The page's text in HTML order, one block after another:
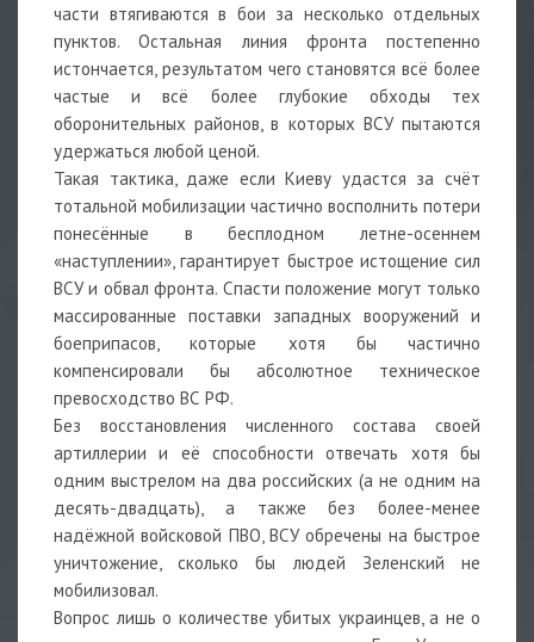
части втягиваются в бои за несколько отдельных
пунктов. Остальная линия фронта постепенно
истончается, результатом чего становятся всё более
частые и всё более глубокие обходы тех
оборонительных районов, в которых ВСУ пытаются
удержаться любой ценой.
Такая тактика, даже если Киеву удастся за счёт
тотальной мобилизации частично восполнить потери
понесённые в бесплодном летне-осеннем
«наступлении», гарантирует быстрое истощение сил
ВСУ и обвал фронта. Спасти положение могут только
массированные поставки западных вооружений и
боеприпасов, которые хотя бы частично
компенсировали бы абсолютное техническое
превосходство ВС РФ.
Без восстановления численного состава своей
артиллерии и её способности отвечать хотя бы
одним выстрелом на два российских (а не одним на
десять-двадцать), а также без более-менее
надёжной войсковой ПВО, ВСУ обречены на быстрое
уничтожение, сколько бы людей Зеленский не
мобилизовал.
Вопрос лишь о количестве убитых украинцев, а не о